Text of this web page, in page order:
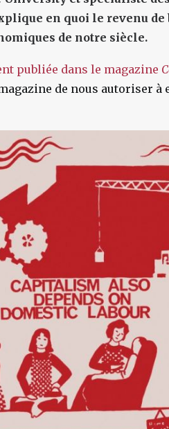
en quoi le revenu de
de notre siècle.
publiée dans le magazine
de nous autoriser à